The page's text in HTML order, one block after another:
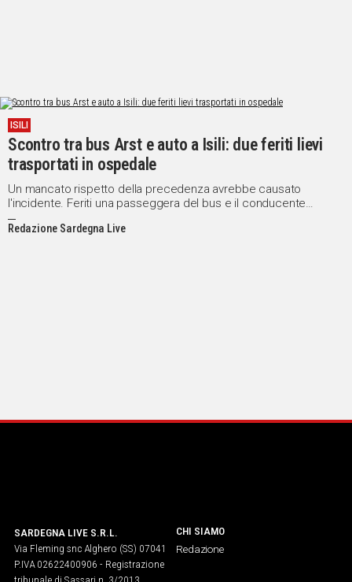
ISILI
Scontro tra bus Arst e auto a Isili: due feriti lievi
trasportati in ospedale
Un mancato rispetto della precedenza avrebbe causato
l'incidente. Feriti una passeggera del bus e il conducente
dell'auto, entrambi in codice giallo
Redazione Sardegna Live
SARDEGNA LIVE S.R.L.
Via Fleming snc Alghero (SS) 07041
P.IVA 02622400906 - Registrazione
CHI SIAMO
Redazione